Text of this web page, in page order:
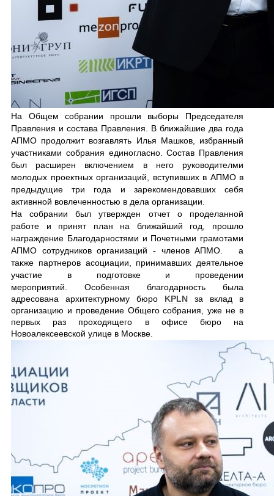
На Общем собрании прошли выборы Председателя
Правления и состава Правления. В ближайшие два года
АПМО продолжит возгавлять Илья Машков, избранный
участниками собрания единогласно. Состав Правления
был расширен включением в него руководителми
молодых проектных организаций, вступивших в АПМО в
предыдущие три года и зарекомендовавших себя
активнной вовлеченностью в дела организации.
На собрании был утвержден отчет о проделанной
работе и принят план на ближайший год, прошло
награждение Благодарностями и Почетными грамотами
АПМО сотрудников организаций - членов АПМО. а
также партнеров асоциации, принимавших деятельное
участие в подготовке и проведении
мероприятий.
Особенная благодарность была
адресована архитектурному бюро KPLN за вклад в
организацию и проведение Общего собрания, уже не в
первых раз проходящего в офисе бюро на
Новоалексеевской улице в Москве.